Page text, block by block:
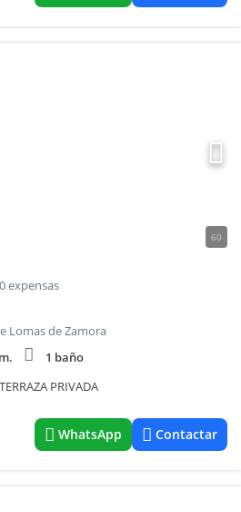
60
expensas
Lomas de Zamora
1 baño
PRIVADA
WhatsApp Contactar